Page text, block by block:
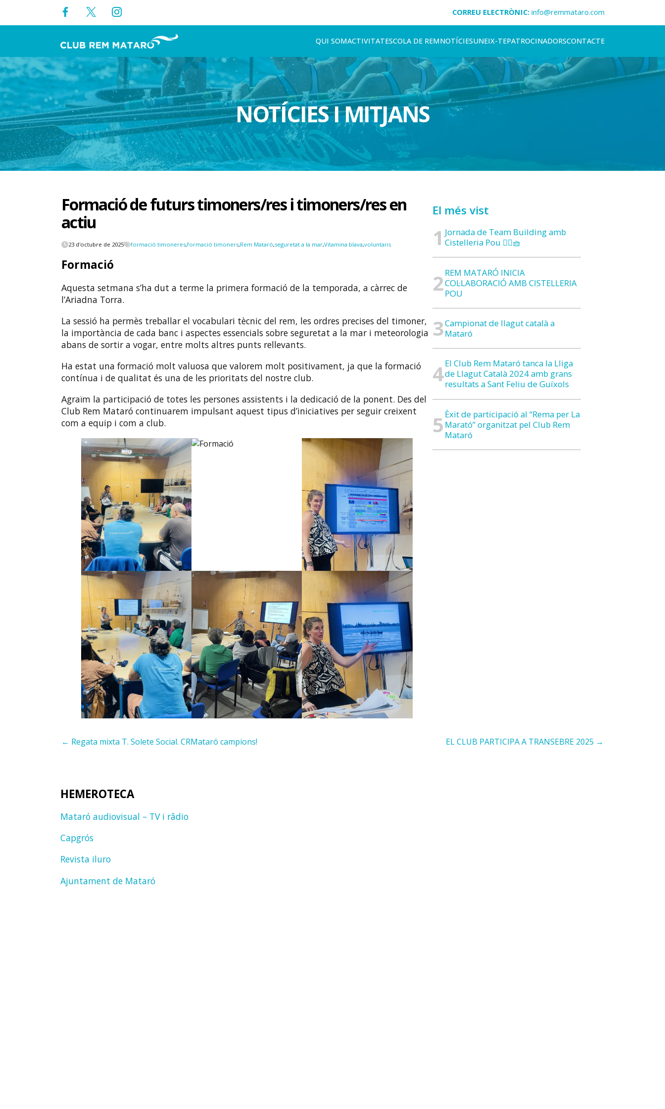
CORREU ELECTRÒNIC: info@remmataro.com
QUI SOMACTIVITATESCOLA DE REMNOTÍCIESUNEIX-TEPATROCINADORSCONTACTE
NOTÍCIES I MITJANS
Formació de futurs timoners/res i timoners/res en
actiu
23 d'octubre de 2025 formació timoneres,formació timoners,Rem Mataró,seguretat a la mar,Vitamina blava,voluntaris
Formació
Aquesta setmana s’ha dut a terme la primera formació de la temporada, a càrrec de
l’Ariadna Torra.
La sessió ha permès treballar el vocabulari tècnic del rem, les ordres precises del timoner,
la importància de cada banc i aspectes essencials sobre seguretat a la mar i meteorologia
abans de sortir a vogar, entre molts altres punts rellevants.
Ha estat una formació molt valuosa que valorem molt positivament, ja que la formació
contínua i de qualitat és una de les prioritats del nostre club.
Agraïm la participació de totes les persones assistents i la dedicació de la ponent. Des del
Club Rem Mataró continuarem impulsant aquest tipus d’iniciatives per seguir creixent
com a equip i com a club.
El més vist
Jornada de Team Building amb
Cistelleria Pou 🚣‍♀️🧺
REM MATARÓ INICIA
COL·LABORACIÓ AMB CISTELLERIA
POU
Campionat de llagut català a
Mataró
El Club Rem Mataró tanca la Lliga
de Llagut Català 2024 amb grans
resultats a Sant Feliu de Guíxols
Èxit de participació al “Rema per La
Marató” organitzat pel Club Rem
Mataró
← Regata mixta T. Solete Social. CRMataró campions! EL CLUB PARTICIPA A TRANSEBRE 2025 →
HEMEROTECA
Mataró audiovisual – TV i râdio
Capgrós
Revista iluro
Ajuntament de Mataró